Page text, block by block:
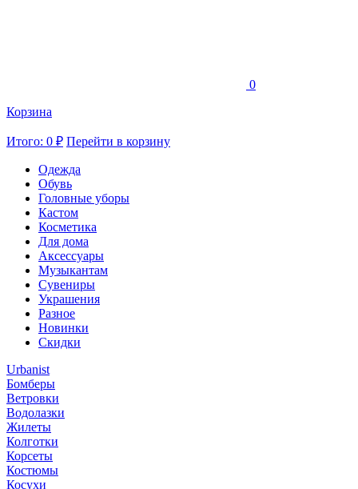
0
Корзина
Итого: 0 ₽ Перейти в корзину
Одежда
Обувь
Головные уборы
Кастом
Косметика
Для дома
Аксессуары
Музыкантам
Сувениры
Украшения
Разное
Новинки
Скидки
Urbanist
Бомберы
Ветровки
Водолазки
Жилеты
Колготки
Корсеты
Костюмы
Косухи